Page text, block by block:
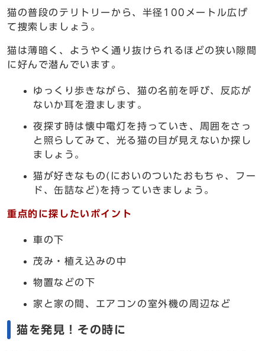
猫の普段のテリトリーから、半径100メートル広げ
て捜索しましょう。
猫は薄暗く、ようやく通り抜けられるほどの狭い隙間
に好んで潜んでいます。
ゆっくり歩きながら、猫の名前を呼び、反応が
ないか耳を澄まします。
夜探す時は懐中電灯を持っていき、周囲をさっ
と照らしてみて、光る猫の目が見えないか探し
ましょう。
猫が好きなもの(においのついたおもちゃ、フー
ド、缶詰など)を持っていきましょう。
重点的に探したいポイント
車の下
茂み・植え込みの中
物置などの下
家と家の間、エアコンの室外機の周辺など
猫を発見！その時に